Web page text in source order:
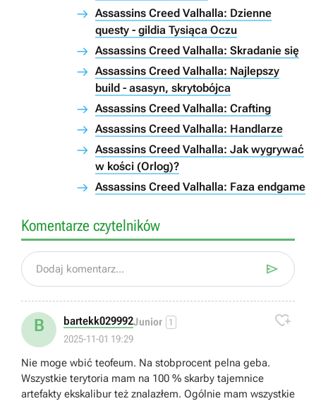
Assassins Creed Valhalla: Dzienne
questy - gildia Tysiąca Oczu
Assassins Creed Valhalla: Skradanie się
Assassins Creed Valhalla: Najlepszy
build - asasyn, skrytobójca
Assassins Creed Valhalla: Crafting
Assassins Creed Valhalla: Handlarze
Assassins Creed Valhalla: Jak wygrywać
w kości (Orlog)?
Assassins Creed Valhalla: Faza endgame
Komentarze czytelników
Dodaj komentarz... 
B bartekk029992Junior 1
2025-11-01 19:29

Nie moge wbić teofeum. Na stobprocent pelna geba.
Wszystkie terytoria mam na 100 % skarby tajemnice
artefakty ekskalibur też znalazłem. Ogólnie mam wszystkie